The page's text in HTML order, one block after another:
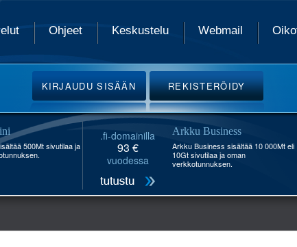
Ohjeet Keskustelu Webmail
KIRJAUDUSISÄÄN REKISTERÖIDY
500Mt sivutilaa ja
.fi-domainilla
93 €
vuodessa
Arkku Business
Arkku Business sisältää 10 000Mt eli
10Gt sivutilaa ja oman
verkkotunnuksen.